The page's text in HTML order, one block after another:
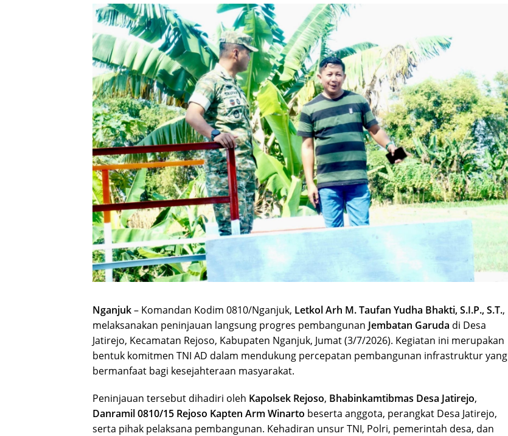
Nganjuk– Komandan Kodim 0810/Nganjuk, Letkol Arh M. Taufan Yudha Bhakti, S.I.P., S.T.,
melaksanakan peninjauan langsung progres pembangunan Jembatan Garuda di Desa
Jatirejo, Kecamatan Rejoso, Kabupaten Nganjuk, Jumat (3/7/2026). Kegiatan ini merupakan
bentuk komitmen TNI AD dalam mendukung percepatan pembangunan infrastruktur yang
bermanfaat bagi kesejahteraan masyarakat.
Peninjauan tersebut dihadiri oleh Kapolsek Rejoso, Bhabinkamtibmas Desa Jatirejo,
Danramil 0810/15 Rejoso Kapten Arm Winarto beserta anggota, perangkat Desa Jatirejo,
serta pihak pelaksana pembangunan. Kehadiran unsur TNI, Polri, pemerintah desa, dan